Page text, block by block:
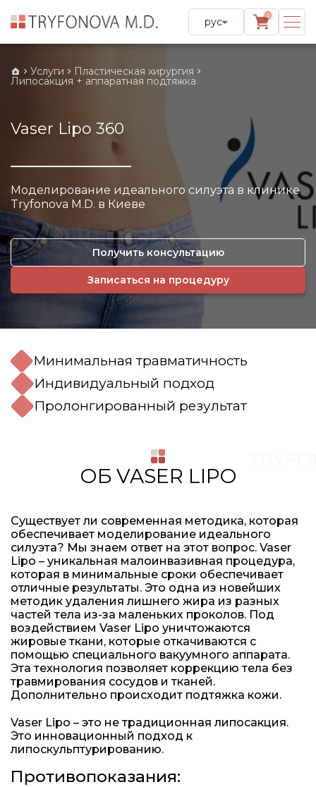
рус
0
Услуги Пластическая хирургия
Липосакция + аппаратная подтяжка
Vaser Lipo 360
Моделирование идеального силуэта в клинике
Tryfonova M.D. в Киеве
Получить консультацию
Записаться на процедуру
Минимальная травматичность
Индивидуальный подход
Пролонгированный результат
ОБ VASER LIPO
Существует ли современная методика, которая
обеспечивает моделирование идеального
силуэта? Мы знаем ответ на этот вопрос. Vaser
Lipo – уникальная малоинвазивная процедура,
которая в минимальные сроки обеспечивает
отличные результаты. Это одна из новейших
методик удаления лишнего жира из разных
частей тела из-за маленьких проколов. Под
воздействием Vaser Lipo уничтожаются
жировые ткани, которые откачиваются с
помощью специального вакуумного аппарата.
Эта технология позволяет коррекцию тела без
травмирования сосудов и тканей.
Дополнительно происходит подтяжка кожи.
Vaser Lipo – это не традиционная липосакция.
Это инновационный подход к
липоскульптурированию.
Противопоказания: